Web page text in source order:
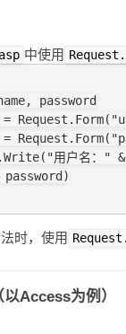
中使用
password
=
=
用户名："
时，使用
Access为例）